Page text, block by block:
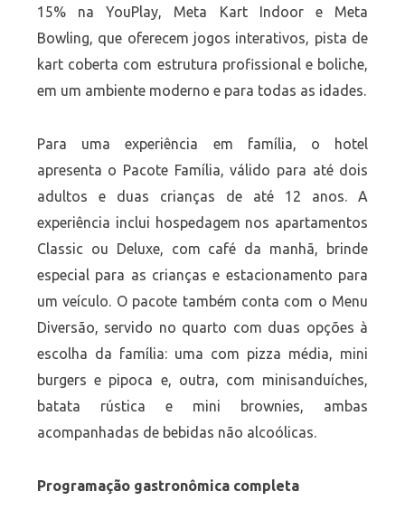
15% na YouPlay, Meta Kart Indoor e Meta
Bowling, que oferecem jogos interativos, pista de
kart coberta com estrutura profissional e boliche,
em um ambiente moderno e para todas as idades.
Para uma experiência em família, o hotel
apresenta o Pacote Família, válido para até dois
adultos e duas crianças de até 12 anos. A
experiência inclui hospedagem nos apartamentos
Classic ou Deluxe, com café da manhã, brinde
especial para as crianças e estacionamento para
um veículo. O pacote também conta com o Menu
Diversão, servido no quarto com duas opções à
escolha da família: uma com pizza média, mini
burgers e pipoca e, outra, com minisanduíches,
batata rústica e mini brownies, ambas
acompanhadas de bebidas não alcoólicas.
Programação gastronômica completa